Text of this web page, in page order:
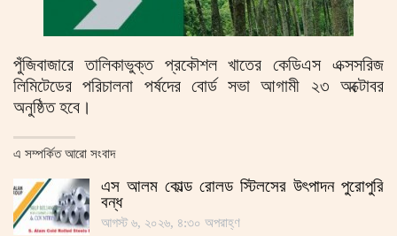
পুঁজিবাজারে তালিকাভুক্ত প্রকৌশল খাতের কেডিএস এক্সসরিজ
লিমিটেডের পরিচালনা পর্ষদের বোর্ড সভা আগামী ২৩ অক্টোবর
অনুষ্ঠিত হবে।
এ সম্পর্কিত আরো সংবাদ
এস আলম কোল্ড রোলড স্টিলসের উৎপাদন পুরোপুরি
বন্ধ
আগস্ট ৬, ২০২৬, ৪:৩০ অপরাহ্ণ